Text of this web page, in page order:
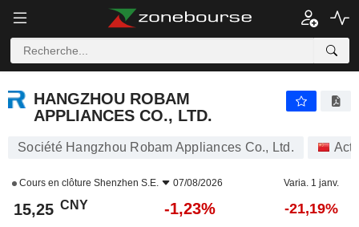
HANGZHOU ROBAM
APPLIANCES CO., LTD.
Société Hangzhou Robam Appliances Co., Ltd.
Cours en clôture Shenzhen S.E. 07/08/2026 Varia. 1 janv.
15,25 CNY -1,23% -21,19%